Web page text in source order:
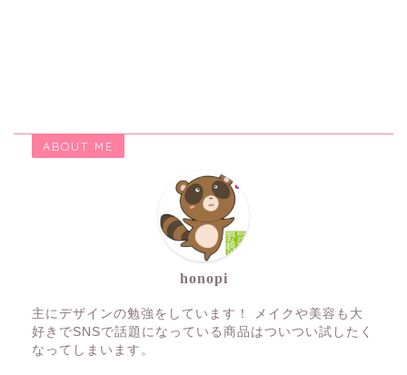
ABOUT ME
honopi
主にデザインの勉強をしています！ メイクや美容も大
好きでSNSで話題になっている商品はついつい試したく
なってしまいます。